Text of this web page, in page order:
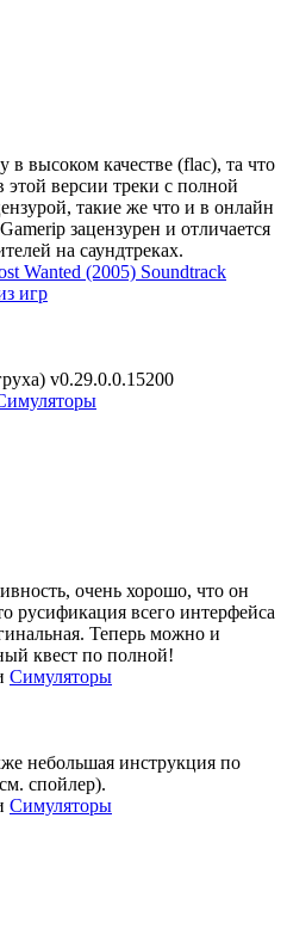
в высоком качестве (flac), та что
версии треки с полной
такие же что и в онлайн
зацензурен и отличается
на саундтреках.
Wanted (2005) Soundtrack
игр
v0.29.0.0.15200
очень хорошо, что он
русификация всего интерфейса
Теперь можно и
квест по полной!
Симуляторы
небольшая инструкция по
спойлер).
Симуляторы